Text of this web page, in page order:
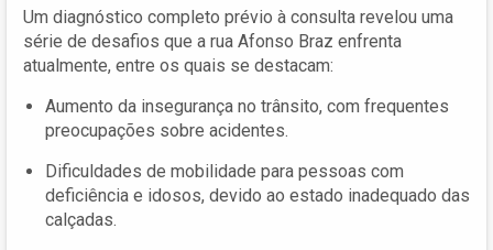
Um diagnóstico completo prévio à consulta revelou uma
série de desafios que a rua Afonso Braz enfrenta
atualmente, entre os quais se destacam:
Aumento da insegurança no trânsito, com frequentes
preocupações sobre acidentes.
Dificuldades de mobilidade para pessoas com
deficiência e idosos, devido ao estado inadequado das
calçadas.